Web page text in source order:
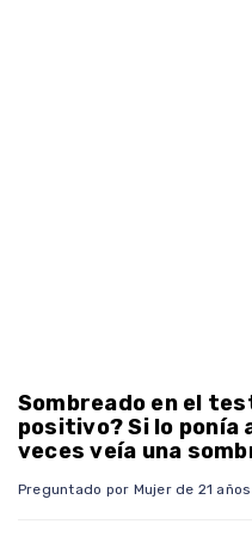
Sombreado en el
positivo? Si lo ponía
veces veía una
Preguntado por Mujer de 21 años